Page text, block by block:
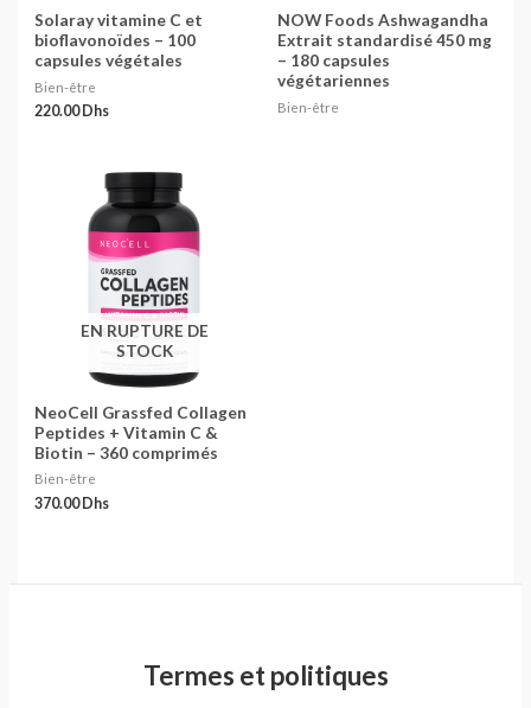
Solaray vitamine C et
bioflavonoïdes – 100
capsules végétales
Bien-être
220.00 Dhs
NOW Foods Ashwagandha
Extrait standardisé 450 mg
– 180 capsules
végétariennes
Bien-être
EN RUPTURE DE
STOCK
NeoCell Grassfed Collagen
Peptides + Vitamin C &
Biotin – 360 comprimés
Bien-être
370.00 Dhs
Termes et politiques